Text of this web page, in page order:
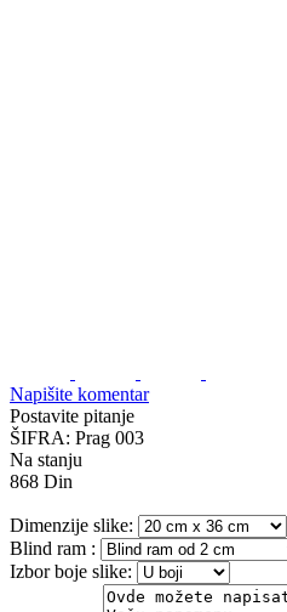
Napišite komentar
Postavite pitanje
ŠIFRA: Prag 003
Na stanju
868 Din
Dimenzije slike:
Blind ram :
Izbor boje slike: